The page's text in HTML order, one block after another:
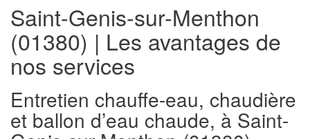
Saint-Genis-sur-Menthon
(01380) | Les avantages de
nos services
Entretien chauffe-eau, chaudière
et ballon d’eau chaude, à Saint-